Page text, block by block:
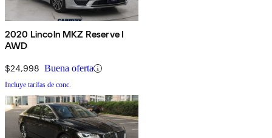
2020 Lincoln MKZ Reserve I
AWD
$24,998 Buena oferta
Incluye tarifas de conc.